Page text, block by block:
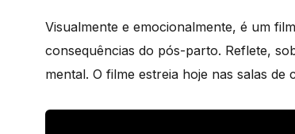
Visualmente e emocionalmente, é um
consequências do pós-parto. Reflete,
mental. O filme estreia hoje nas salas